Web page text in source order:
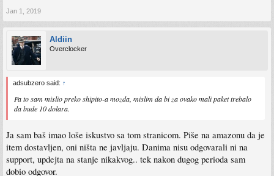
Jan 1, 2019
Aldiin
Overclocker
adsubzero said: ↑
Pa to sam mislio preko shipito-a mozda, mislim da bi za ovako mali paket trebalo
da bude 10 dolara.
Ja sam baš imao loše iskustvo sa tom stranicom. Piše na amazonu da je
item dostavljen, oni ništa ne javljaju. Danima nisu odgovarali ni na
support, updejta na stanje nikakvog.. tek nakon dugog perioda sam
dobio odgovor.